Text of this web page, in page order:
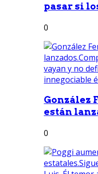
pasar si
0
González
están
0